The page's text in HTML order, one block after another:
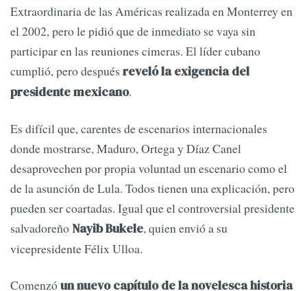
Extraordinaria de las Américas realizada en Monterrey en
el 2002, pero le pidió que de inmediato se vaya sin
participar en las reuniones cimeras. El líder cubano
cumplió, pero después reveló la exigencia del
presidente mexicano.
Es difícil que, carentes de escenarios internacionales
donde mostrarse, Maduro, Ortega y Díaz Canel
desaprovechen por propia voluntad un escenario como el
de la asunción de Lula. Todos tienen una explicación, pero
pueden ser coartadas. Igual que el controversial presidente
salvadoreñoNayib Bukele, quien envió a su
vicepresidente Félix Ulloa.
Comenzóun nuevo capítulo de la novelesca historia